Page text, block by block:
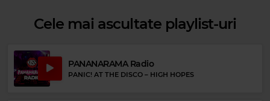
Rock 80s & 90s
NIRVANA–RAPE ME
Cele mai ascultate playlist-uri
PANANARAMA Radio
PANIC! AT THE DISCO – HIGH HOPES